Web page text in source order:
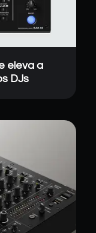
eleva a
DJs